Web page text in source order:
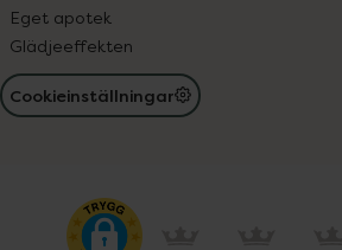
Eget apotek
Glädjeeffekten
Cookieinställningar